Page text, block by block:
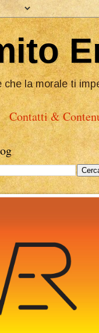
che la morale ti
Contatti &